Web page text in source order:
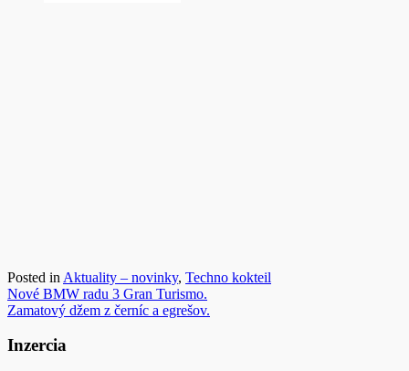
Posted in Aktuality – novinky, Techno kokteil
Navigácia
v
článku
Nové BMW radu 3 Gran Turismo.
Zamatový džem z černíc a egrešov.
Inzercia